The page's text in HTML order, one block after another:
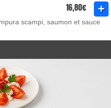
16,80€
scampi, saumon et sauce